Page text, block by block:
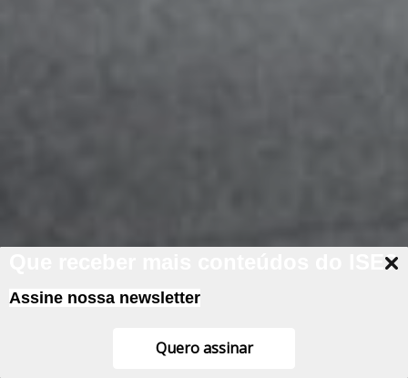
Que receber mais conteúdos do ISE?
Assine nossa newsletter
Quero assinar